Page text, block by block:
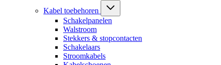
Kabel toebehoren
Schakelpanelen
Walstroom
Stekkers & stopcontacten
Schakelaars
Stroomkabels